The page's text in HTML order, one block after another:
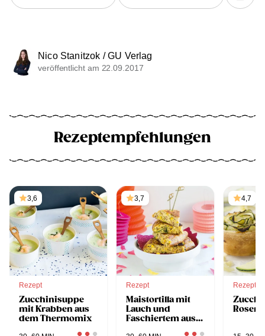
Nico Stanitzok / GU Verlag
veröffentlicht am 22.09.2017
Rezeptempfehlungen
3,6
Rezept
Zucchinisuppe
mit Krabben aus
dem Thermomix
3,7
Rezept
Maistortilla mit
Lauch und
Faschiertem aus
4,7
Rezept
Rosen